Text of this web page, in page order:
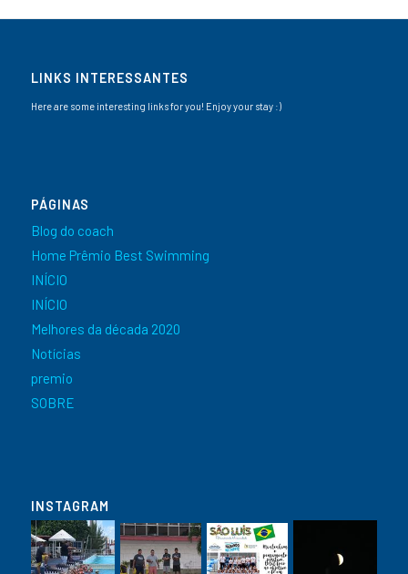
LINKS INTERESSANTES
Here are some interesting links for you! Enjoy your stay :)
PÁGINAS
Blog do coach
Home Prêmio Best Swimming
INÍCIO
INÍCIO
Melhores da década 2020
Notícias
premio
SOBRE
INSTAGRAM